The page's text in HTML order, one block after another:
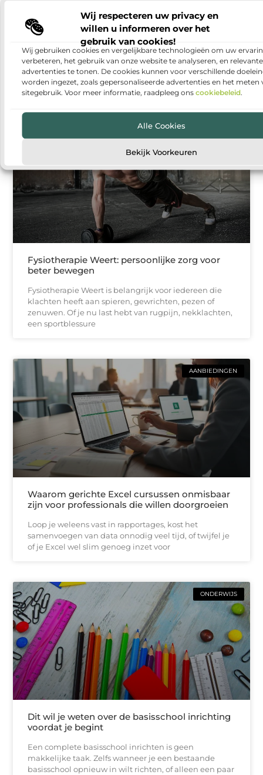
Wij respecteren uw privacy en
willen u informeren over het
gebruik van cookies!
Wij gebruiken cookies en vergelijkbare technologieën om uw
verbeteren, het gebruik van onze website te analyseren, en relevante
advertenties te tonen. De cookies kunnen voor verschillende
worden ingezet, zoals gepersonaliseerde advertenties en het meten
sitegebruik. Voor meer informatie, raadpleeg ons cookiebeleid.
Alle Cookies
Bekijk Voorkeuren
Warmtepomp installeren: duurzaam en
comfortabel wonen
Steeds meer huishoudens denken na over manieren
om hun woning energiezuiniger te maken. Een van
de populairste oplossingen is een warmtepomp. Met
een warmtepomp kun
GEZONDHEID
Fysiotherapie Weert: persoonlijke zorg voor
beter bewegen
Fysiotherapie Weert is belangrijk voor iedereen die
klachten heeft aan spieren, gewrichten, pezen of
zenuwen. Of je nu last hebt van rugpijn, nekklachten,
een sportblessure
AANBIEDINGEN
Waarom gerichte Excel cursussen onmisbaar
zijn voor professionals die willen doorgroeien
Loop je weleens vast in rapportages, kost het
samenvoegen van data onnodig veel tijd, of twijfel je
of je Excel wel slim genoeg inzet voor
ONDERWIJS
Dit wil je weten over de basisschool inrichting
voordat je begint
Een complete basisschool inrichten is geen
makkelijke taak. Zelfs wanneer je een bestaande
basisschool opnieuw in wilt richten, of alleen een paar